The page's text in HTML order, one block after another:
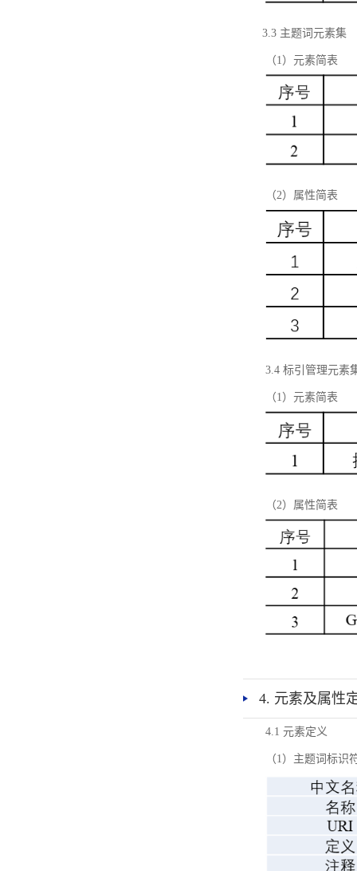
3.3 主题词元素集
（1）元素简表
（2）属性简表
3.4 标引管理元素
（1）元素简表
（2）属性简表
4. 元素及属性
4.1 元素定义
（1）主题词标识